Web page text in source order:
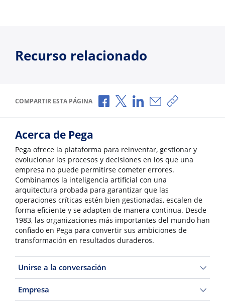
Recurso relacionado
COMPARTIR ESTA PÁGINA Compartir a través de Facebook
Compartir a través de X
Compartir a través de
Compartir por
Copiar
Acerca de Pega
Pega ofrece la plataforma para reinventar, gestionar y
evolucionar los procesos y decisiones en los que una
empresa no puede permitirse cometer errores.
Combinamos la inteligencia artificial con una
arquitectura probada para garantizar que las
operaciones críticas estén bien gestionadas, escalen de
forma eficiente y se adapten de manera continua. Desde
1983, las organizaciones más importantes del mundo han
confiado en Pega para convertir sus ambiciones de
transformación en resultados duraderos.
Unirse a la conversación
Empresa